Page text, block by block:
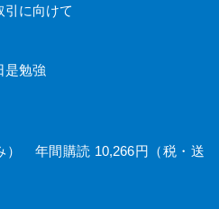
引に向けて
是勉強
） 年間購読 10,266円（税・送